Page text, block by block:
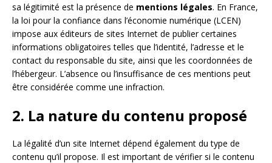
sa légitimité est la présence de mentions légales. En France,
la loi pour la confiance dans l’économie numérique (LCEN)
impose aux éditeurs de sites Internet de publier certaines
informations obligatoires telles que l’identité, l’adresse et le
contact du responsable du site, ainsi que les coordonnées de
l’hébergeur. L’absence ou l’insuffisance de ces mentions peut
être considérée comme une infraction.
2. La nature du contenu proposé
La légalité d’un site Internet dépend également du type de
contenu qu’il propose. Il est important de vérifier si le contenu